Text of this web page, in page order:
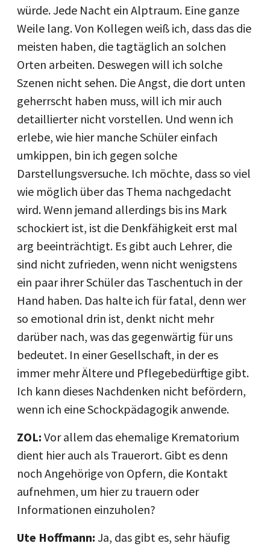
würde. Jede Nacht ein Alptraum. Eine ganze
Weile lang. Von Kollegen weiß ich, dass das die
meisten haben, die tagtäglich an solchen
Orten arbeiten. Deswegen will ich solche
Szenen nicht sehen. Die Angst, die dort unten
geherrscht haben muss, will ich mir auch
detaillierter nicht vorstellen. Und wenn ich
erlebe, wie hier manche Schüler einfach
umkippen, bin ich gegen solche
Darstellungsversuche. Ich möchte, dass so viel
wie möglich über das Thema nachgedacht
wird. Wenn jemand allerdings bis ins Mark
schockiert ist, ist die Denkfähigkeit erst mal
arg beeinträchtigt. Es gibt auch Lehrer, die
sind nicht zufrieden, wenn nicht wenigstens
ein paar ihrer Schüler das Taschentuch in der
Hand haben. Das halte ich für fatal, denn wer
so emotional drin ist, denkt nicht mehr
darüber nach, was das gegenwärtig für uns
bedeutet. In einer Gesellschaft, in der es
immer mehr Ältere und Pflegebedürftige gibt.
Ich kann dieses Nachdenken nicht befördern,
wenn ich eine Schockpädagogik anwende.
ZOL: Vor allem das ehemalige Krematorium
dient hier auch als Trauerort. Gibt es denn
noch Angehörige von Opfern, die Kontakt
aufnehmen, um hier zu trauern oder
Informationen einzuholen?
Ute Hoffmann: Ja, das gibt es, sehr häufig